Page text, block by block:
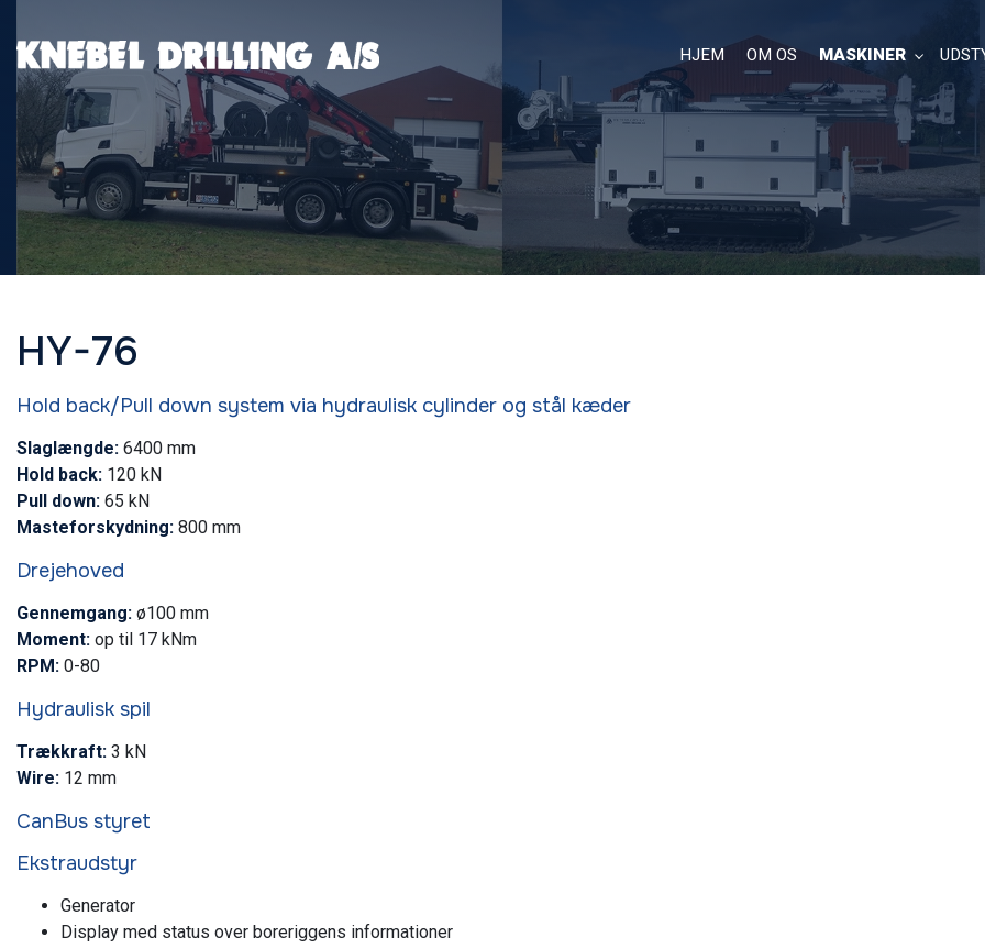
hovedindhold
HJEM OM OS MASKINER
HY-76
Hold back/Pull down system via hydraulisk cylinder og stål kæder
Slaglængde: 6400 mm
Hold back: 120 kN
​Pull down: 65 kN
Masteforskydning: 800 mm
Drejehoved
Genn​emgang: ø100 mm
Moment: op til 17 kNm
RPM: 0-80
​Hydraulisk spil
Trækkraft: 3 kN
Wire: 12 mm
CanBus styret
Ekstraudstyr​​
Generator
Display med status over boreriggens informationer